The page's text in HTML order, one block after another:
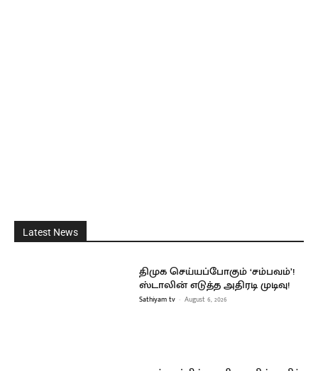
Latest News
திமுக செய்யப்போகும் ‘சம்பவம்’!
ஸ்டாலின் எடுத்த அதிரடி முடிவு!
Sathiyam tv - August 6, 2026